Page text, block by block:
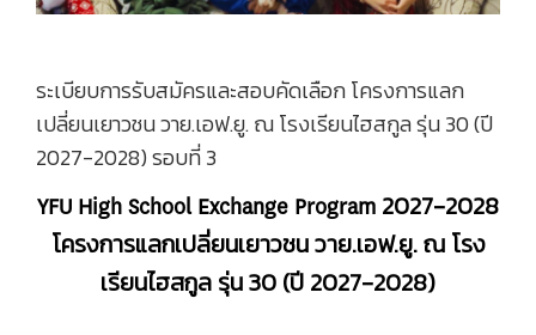
ระเบียบการรับสมัครและสอบคัดเลือก โครงการแลก
เปลี่ยนเยาวชน วาย.เอฟ.ยู. ณ โรงเรียนไฮสกูล รุ่น 30 (ปี
2027-2028) รอบที่ 3
YFU High School Exchange Program 2027-2028
โครงการแลกเปลี่ยนเยาวชน วาย.เอฟ.ยู. ณ โรง
เรียนไฮสกูล รุ่น 30 (ปี 2027-2028)